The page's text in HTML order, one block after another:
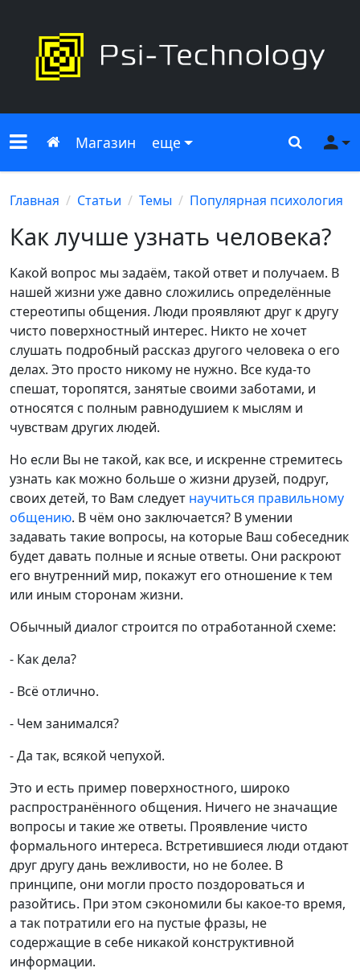
Меню сайта
Главная
Магазин еще Поиск
Главная Статьи Темы Популярная психология
Как лучше узнать человека?
Какой вопрос мы задаём, такой ответ и получаем. В
нашей жизни уже давно сложились определённые
стереотипы общения. Люди проявляют друг к другу
чисто поверхностный интерес. Никто не хочет
слушать подробный рассказ другого человека о его
делах. Это просто никому не нужно. Все куда-то
спешат, торопятся, занятые своими заботами, и
относятся с полным равнодушием к мыслям и
чувствам других людей.
Но если Вы не такой, как все, и искренне стремитесь
узнать как можно больше о жизни друзей, подруг,
своих детей, то Вам следует научиться правильному
общению. В чём оно заключается? В умении
задавать такие вопросы, на которые Ваш собеседник
будет давать полные и ясные ответы. Они раскроют
его внутренний мир, покажут его отношение к тем
или иным сторонам жизни.
Обычный диалог строится по отработанной схеме:
- Как дела?
- Всё отлично.
- Чем занимался?
- Да так, всякой чепухой.
Это и есть пример поверхностного, широко
распространённого общения. Ничего не значащие
вопросы и такие же ответы. Проявление чисто
формального интереса. Встретившиеся люди отдают
друг другу дань вежливости, но не более. В
принципе, они могли просто поздороваться и
разойтись. При этом сэкономили бы какое-то время,
а так потратили его на пустые фразы, не
содержащие в себе никакой конструктивной
информации.